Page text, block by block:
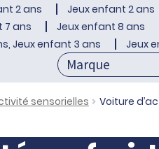
2 ans
Jeux enfant 2 ans
7 ans Jeux enfant 8 ans
Jeux enfant 3 ans Jeux
sensorielles Voiture